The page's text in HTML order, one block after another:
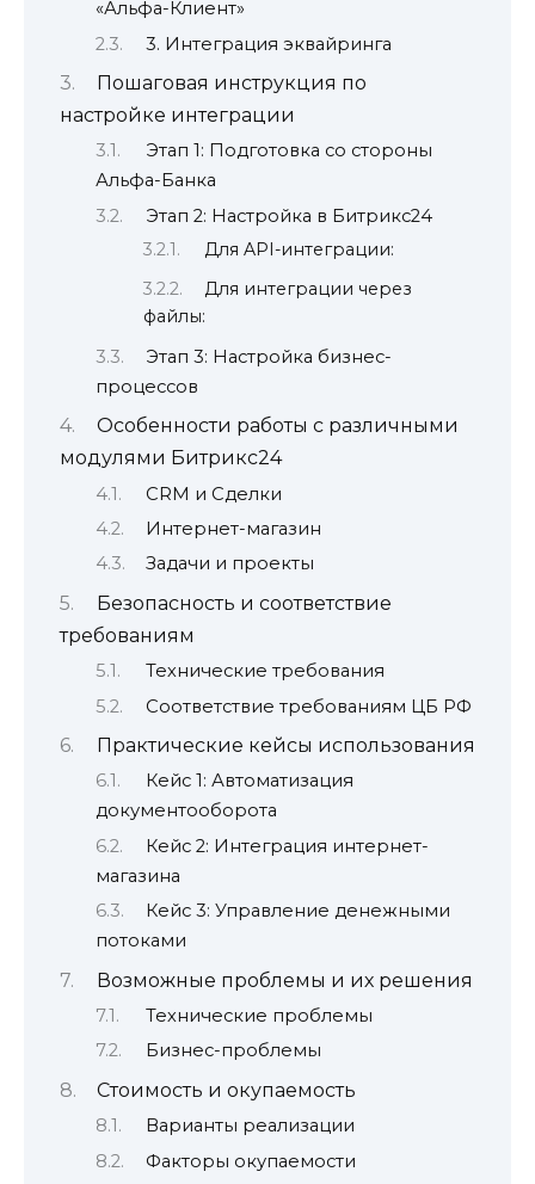
«Альфа-Клиент»
3. Интеграция эквайринга
Пошаговая инструкция по
настройке интеграции
Этап 1: Подготовка со стороны
Альфа-Банка
Этап 2: Настройка в Битрикс24
Для API-интеграции:
Для интеграции через
файлы:
Этап 3: Настройка бизнес-
процессов
Особенности работы с различными
модулями Битрикс24
CRM и Сделки
Интернет-магазин
Задачи и проекты
Безопасность и соответствие
требованиям
Технические требования
Соответствие требованиям ЦБ РФ
Практические кейсы использования
Кейс 1: Автоматизация
документооборота
Кейс 2: Интеграция интернет-
магазина
Кейс 3: Управление денежными
потоками
Возможные проблемы и их решения
Технические проблемы
Бизнес-проблемы
Стоимость и окупаемость
Варианты реализации
Факторы окупаемости